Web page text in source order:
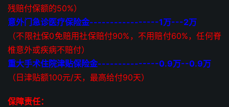
残赔付保额的50%）
意外门急诊医疗保险金-----------------1万---2万
（不限社保0免赔用社保赔付90%，不用赔付60%，任何脊
椎意外或疾病不赔付）
重大手术住院津贴保险金---------------0.9万--0.9万
（日津贴额100元/天，最高给付90天）
保障责任：